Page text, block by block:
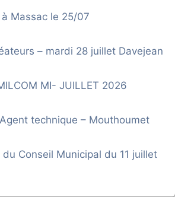
Massac le 25/07
– mardi 28 juillet Davejean
MI- JUILLET 2026
technique – Mouthoumet
Conseil Municipal du 11 juillet